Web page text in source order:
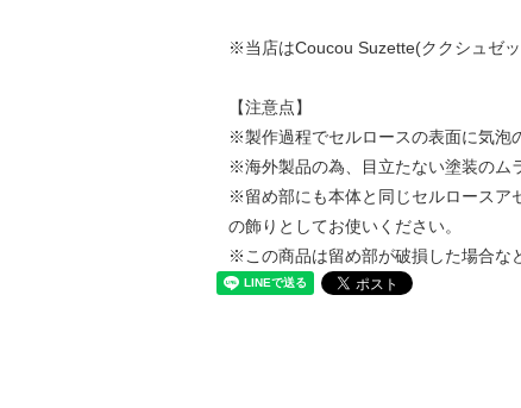
※当店はCoucou Suzette(ククシュゼ
【注意点】
※製作過程でセルロースの表面に気泡
※海外製品の為、目立たない塗装のム
※留め部にも本体と同じセルロースア
の飾りとしてお使いください。
※この商品は留め部が破損した場合な